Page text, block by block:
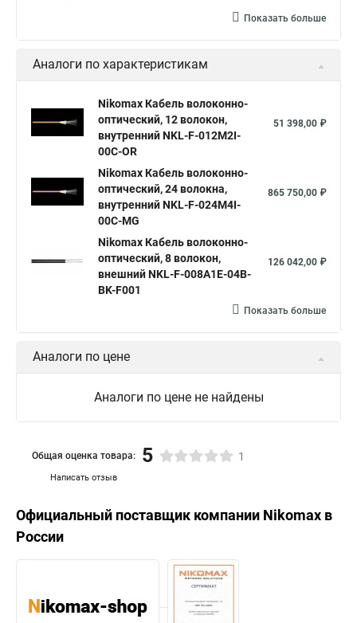
Показать больше
Аналоги по характеристикам
Nikomax Кабель волоконно-
оптический, 12 волокон,
внутренний NKL-F-012M2I-
00C-OR
51 398,00 ₽
Nikomax Кабель волоконно-
оптический, 24 волокна,
внутренний NKL-F-024M4I-
00C-MG
865 750,00 ₽
Nikomax Кабель волоконно-
оптический, 8 волокон,
внешний NKL-F-008A1E-04B-
BK-F001
126 042,00 ₽
Показать больше
Аналоги по цене
Аналоги по цене не найдены
Написать отзыв
Общая оценка товара: 5 1
Официальный поставщик компании Nikomax в
России